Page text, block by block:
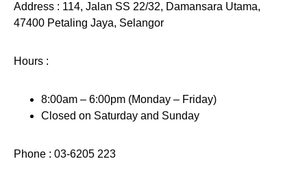
Address : 114, Jalan SS 22/32, Damansara Utama,
47400 Petaling Jaya, Selangor
Hours :
8:00am – 6:00pm (Monday – Friday)
Closed on Saturday and Sunday
Phone : 03-6205 223